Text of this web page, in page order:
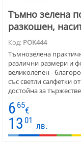
Тъмно зелена
разкошен,
Код: POK444
Тъмнозелена
различни размери и
великолепен -
със светли салфетки
достойна за
Усещането за
разделено чрез
копринен отблясък.
размери, покривките
размери на клиента.
6 65
€
13 01
лв.